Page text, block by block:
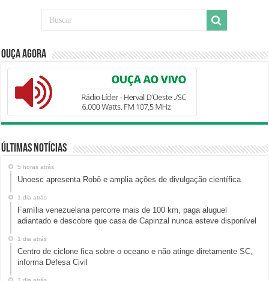
Ouça Agora
Últimas Notícias
5 horas atrás
Unoesc apresenta Robô e amplia ações de divulgação científica
1 dia atrás
Família venezuelana percorre mais de 100 km, paga aluguel
adiantado e descobre que casa de Capinzal nunca esteve disponível
1 dia atrás
Centro de ciclone fica sobre o oceano e não atinge diretamente SC,
informa Defesa Civil